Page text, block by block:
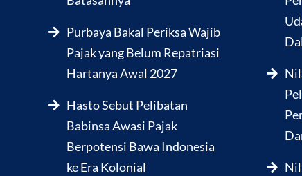
Purbaya Bakal Periksa Wajib
Pajak yang Belum Repatriasi
Hartanya Awal 2027
Hasto Sebut Pelibatan
Babinsa Awasi Pajak
Berpotensi Bawa Indonesia
ke Era Kolonial